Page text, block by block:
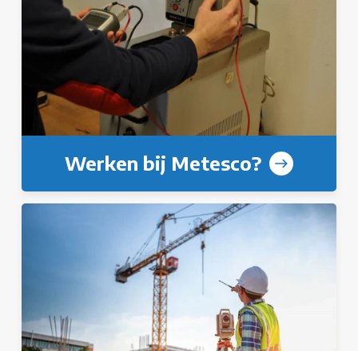
Werken bij Metesco?